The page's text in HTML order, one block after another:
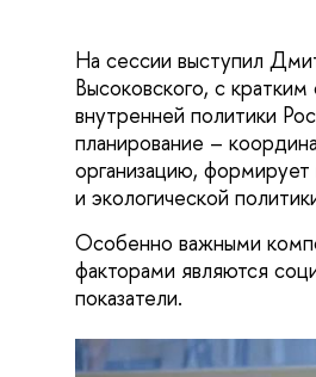
На сессии выступил
Высоковского, с
внутренней политики
планирование –
организацию,
и экологической
Особенно важными
факторами являются
показатели.